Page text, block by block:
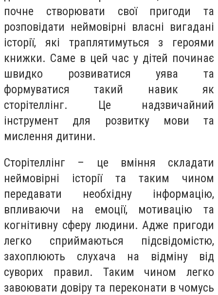
почне створювати свої пригоди та
розповідати неймовірні власні вигадані
історії, які траплятимуться з героями
книжки. Саме в цей час у дітей починає
швидко розвиватися уява та
формуватися такий навик як
сторітеллінг. Це надзвичайний
інструмент для розвитку мови та
мислення дитини.
Сторітеллінг – це вміння складати
неймовірні історії та таким чином
передавати необхідну інформацію,
впливаючи на емоції, мотивацію та
когнітивну сферу людини. Адже пригоди
легко сприймаються підсвідомістю,
захоплюють слухача на відміну від
суворих правил. Таким чином легко
завоювати довіру та переконати в чомусь